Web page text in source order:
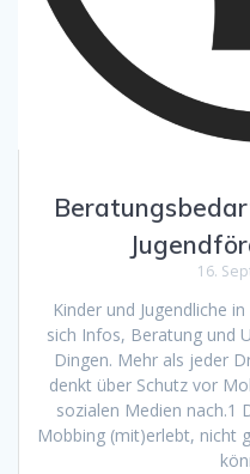
16.
Kinder und Jugendliche
sich Infos, Beratung und
Dingen. Mehr als jeder
denkt über Schutz vor
sozialen Medien nach.1
Mobbing (mit)erlebt, nicht